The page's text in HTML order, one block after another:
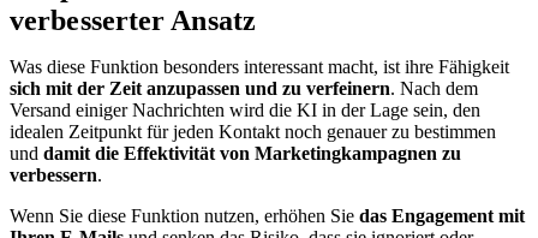
verbesserter Ansatz
Was diese Funktion besonders interessant macht, ist ihre Fähigkeit
sich mit der Zeit anzupassen und zu verfeinern. Nach dem
Versand einiger Nachrichten wird die KI in der Lage sein, den
idealen Zeitpunkt für jeden Kontakt noch genauer zu bestimmen
und damit die Effektivität von Marketingkampagnen zu
verbessern.
Wenn Sie diese Funktion nutzen, erhöhen Sie das Engagement mit